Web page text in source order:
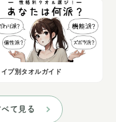
イプ別タオルガイド
て見る